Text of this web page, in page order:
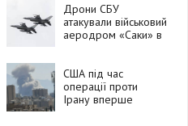
Дрони СБУ
атакували військовий
аеродром «Саки» в
США під час
операції проти
Ірану вперше